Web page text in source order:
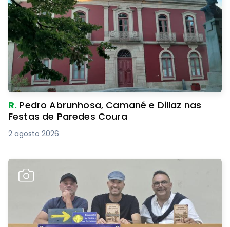
R. Pedro Abrunhosa, Camané e Dillaz nas
Festas de Paredes Coura
2 agosto 2026